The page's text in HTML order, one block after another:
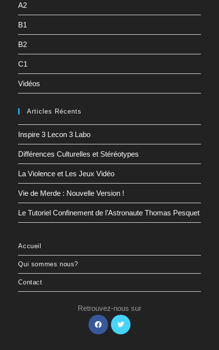
A2
B1
B2
C1
Vidéos
Articles Récents
Inspire 3 Lecon 3 Labo
Différences Culturelles et Stéréotypes
La Violence et Les Jeux Vidéo
Vie de Merde : Nouvelle Version !
Le Tutoriel Confinement de l’Astronaute Thomas Pesquet
Accueil
Qui sommes nous?
Contact
Retrouvez-nous sur
S’ouvre
dans
S’ouvre